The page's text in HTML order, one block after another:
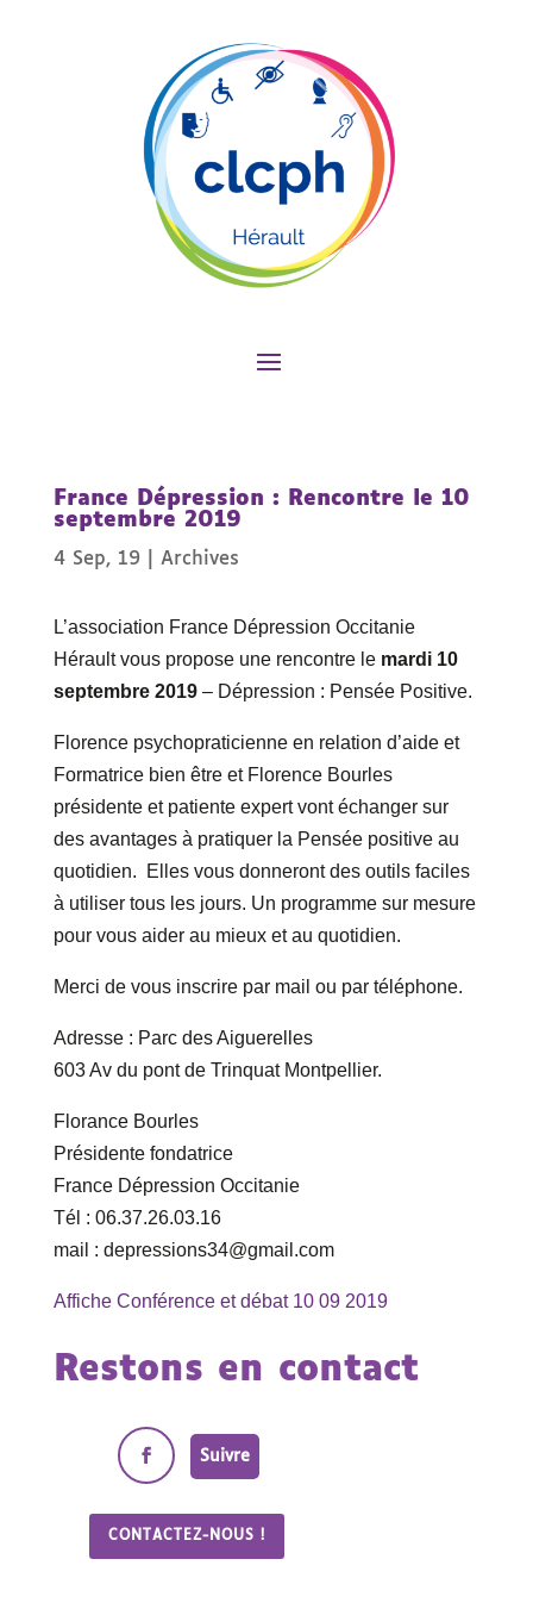
France Dépression : Rencontre le 10
septembre 2019
4 Sep, 19| Archives
L’association France Dépression Occitanie
Hérault vous propose une rencontre le mardi 10
septembre 2019– Dépression : Pensée Positive.
Florence psychopraticienne en relation d’aide et
Formatrice bien être et Florence Bourles
présidente et patiente expert vont échanger sur
des avantages à pratiquer la Pensée positive au
quotidien. Elles vous donneront des outils faciles
à utiliser tous les jours. Un programme sur mesure
pour vous aider au mieux et au quotidien.
Merci de vous inscrire par mail ou par téléphone.
Adresse : Parc des Aiguerelles
603 Av du pont de Trinquat Montpellier.
Florance Bourles
Présidente fondatrice
France Dépression Occitanie
Tél : 06.37.26.03.16
mail : depressions34@gmail.com
Affiche Conférence et débat 10 09 2019
Restons en contact
Suivre
CONTACTEZ-NOUS !